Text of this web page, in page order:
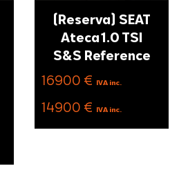
(Reserva) SEAT
Ateca 1.0 TSI
S&S Reference
16900 € IVA inc.
14900 € IVA inc.